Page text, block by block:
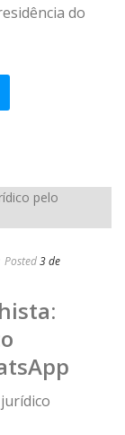
do
Posted3 de